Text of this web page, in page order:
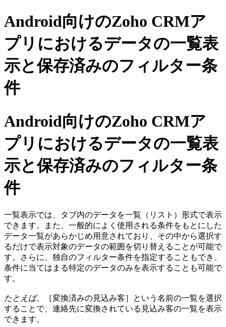
Android向けのZoho CRMア
プリにおけるデータの一覧表
示と保存済みのフィルター条
件
Android向けのZoho CRMア
プリにおけるデータの一覧表
示と保存済みのフィルター条
件
一覧表示では、タブ内のデータを一覧（リスト）形式で表示
できます。また、一般的によく使用される条件をもとにした
データ一覧があらかじめ用意されており、その中から選択す
るだけで表示対象のデータの範囲を切り替えることが可能で
す。さらに、独自のフィルター条件を指定することもでき、
条件に当てはまる特定のデータのみを表示することも可能で
す。
たとえば、［変換済みの見込み客］という名前の一覧を選択
することで、連絡先に変換されている見込み客の一覧を表示
できます。